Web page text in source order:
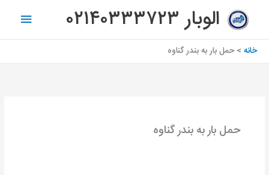
محتوا
الوبار ۰۲۱۴۰۳۳۳۷۲۳
اصلی
خانه حمل بار به بندر گناوه
حمل بار به بندر گناوه